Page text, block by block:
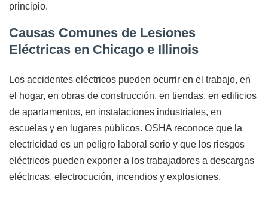
principio.
Causas Comunes de Lesiones
Eléctricas en Chicago e Illinois
Los accidentes eléctricos pueden ocurrir en el trabajo, en
el hogar, en obras de construcción, en tiendas, en edificios
de apartamentos, en instalaciones industriales, en
escuelas y en lugares públicos. OSHA reconoce que la
electricidad es un peligro laboral serio y que los riesgos
eléctricos pueden exponer a los trabajadores a descargas
eléctricas, electrocución, incendios y explosiones.